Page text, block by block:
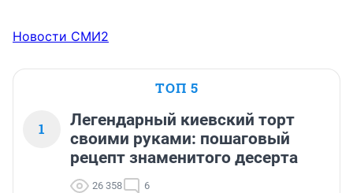
Новости СМИ2
ТОП 5
1
Легендарный киевский торт
своими руками: пошаговый
рецепт знаменитого десерта
26 358 6